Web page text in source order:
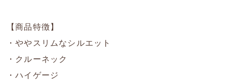
【商品特徴】
・ややスリムなシルエット
・クルーネック
・ハイゲージ